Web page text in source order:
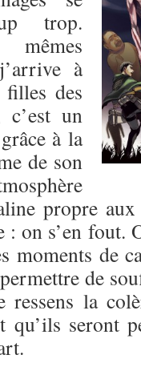
trop.
mêmes
à
des
c’est un
à la
de son
propre
on s’en fout.
moments de
de
la
qu’ils seront